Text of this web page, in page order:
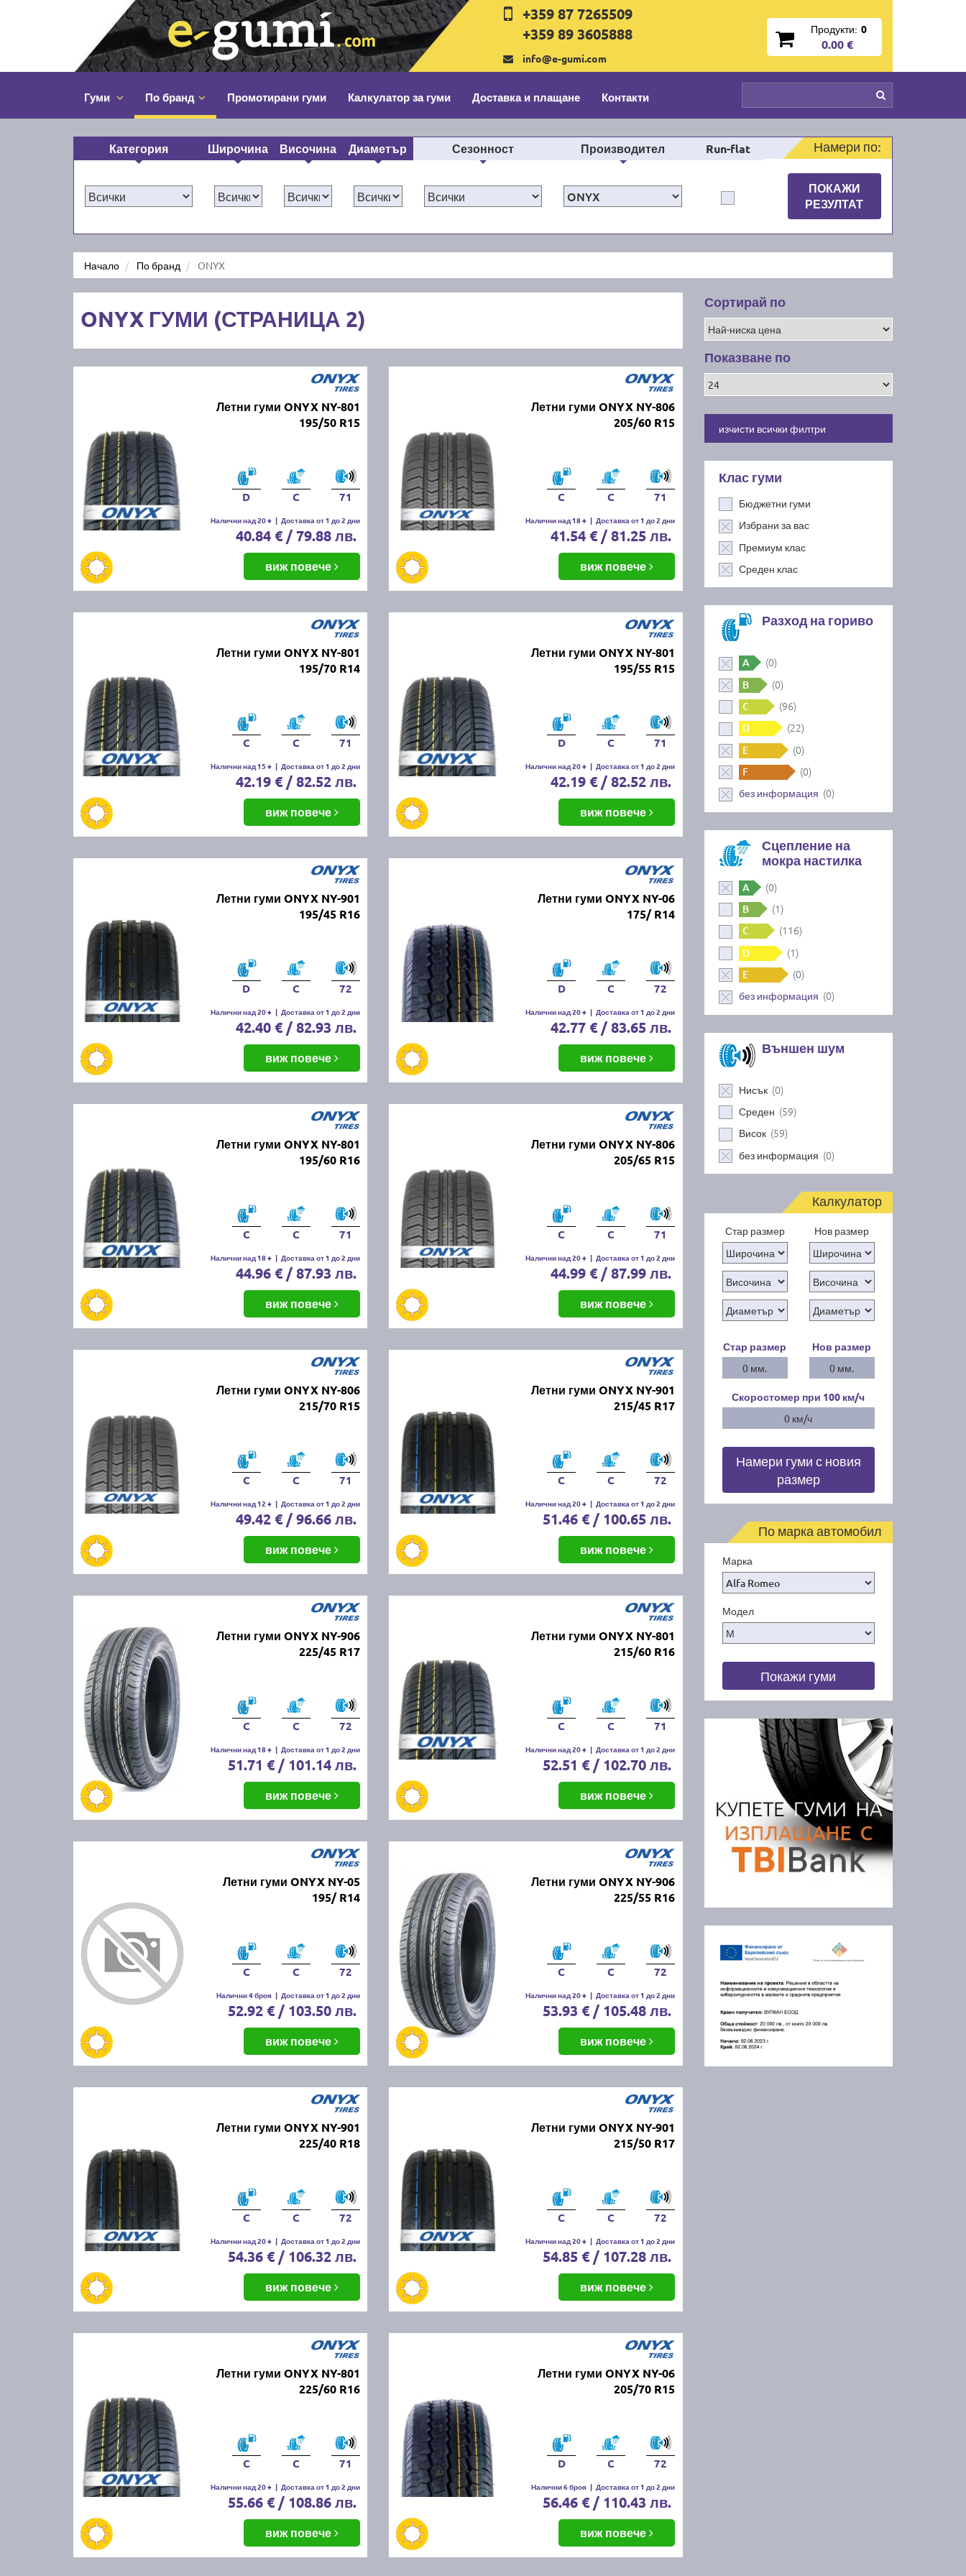
+359 87 7265509
+359 89 3605888
info@e-gumi.com
Продукти: 0
0.00 €
Гуми По бранд Промотирани гуми Калкулатор за гуми Доставка и плащане Контакти
Категория Широчина Височина Диаметър Сезонност Производител Run-flat Намери по:
ПОКАЖИ
РЕЗУЛТАТ
Начало По бранд ONYX
ONYX ГУМИ (СТРАНИЦА 2)
Летни гуми ONYX NY-801
195/50 R15
D C 71
Налични над 20 + | Доставка от 1 до 2 дни
40.84 € / 79.88 лв.
виж повече
Летни гуми ONYX NY-806
205/60 R15
C C 71
Налични над 18 + | Доставка от 1 до 2 дни
41.54 € / 81.25 лв.
виж повече
Летни гуми ONYX NY-801
195/70 R14
C C 71
Налични над 15 + | Доставка от 1 до 2 дни
42.19 € / 82.52 лв.
виж повече
Летни гуми ONYX NY-801
195/55 R15
D C 71
Налични над 20 + | Доставка от 1 до 2 дни
42.19 € / 82.52 лв.
виж повече
Летни гуми ONYX NY-901
195/45 R16
D C 72
Налични над 20 + | Доставка от 1 до 2 дни
42.40 € / 82.93 лв.
виж повече
Летни гуми ONYX NY-06
175/ R14
D C 72
Налични над 20 + | Доставка от 1 до 2 дни
42.77 € / 83.65 лв.
виж повече
Летни гуми ONYX NY-801
195/60 R16
C C 71
Налични над 18 + | Доставка от 1 до 2 дни
44.96 € / 87.93 лв.
виж повече
Летни гуми ONYX NY-806
205/65 R15
C C 71
Налични над 20 + | Доставка от 1 до 2 дни
44.99 € / 87.99 лв.
виж повече
Летни гуми ONYX NY-806
215/70 R15
C C 71
Налични над 12 + | Доставка от 1 до 2 дни
49.42 € / 96.66 лв.
виж повече
Летни гуми ONYX NY-901
215/45 R17
C C 72
Налични над 20 + | Доставка от 1 до 2 дни
51.46 € / 100.65 лв.
виж повече
Летни гуми ONYX NY-906
225/45 R17
C C 72
Налични над 18 + | Доставка от 1 до 2 дни
51.71 € / 101.14 лв.
виж повече
Летни гуми ONYX NY-801
215/60 R16
C C 71
Налични над 20 + | Доставка от 1 до 2 дни
52.51 € / 102.70 лв.
виж повече
Летни гуми ONYX NY-05
195/ R14
C C 72
Налични 4 броя | Доставка от 1 до 2 дни
52.92 € / 103.50 лв.
виж повече
Летни гуми ONYX NY-906
225/55 R16
C C 72
Налични над 20 + | Доставка от 1 до 2 дни
53.93 € / 105.48 лв.
виж повече
Летни гуми ONYX NY-901
225/40 R18
C C 72
Налични над 20 + | Доставка от 1 до 2 дни
54.36 € / 106.32 лв.
виж повече
Летни гуми ONYX NY-901
215/50 R17
C C 72
Налични над 20 + | Доставка от 1 до 2 дни
54.85 € / 107.28 лв.
виж повече
Летни гуми ONYX NY-801
225/60 R16
C C 71
Налични над 20 + | Доставка от 1 до 2 дни
55.66 € / 108.86 лв.
виж повече
Летни гуми ONYX NY-06
205/70 R15
D C 72
Налични 6 броя | Доставка от 1 до 2 дни
56.46 € / 110.43 лв.
виж повече
Сортирай по
Показване по
изчисти всички филтри
Клас гуми
Бюджетни гуми
Избрани за вас
Премиум клас
Среден клас
Разход на гориво
A (0)
B (0)
C (96)
D (22)
E (0)
F (0)
без информация (0)
Сцепление на
мокра настилка
A (0)
B (1)
C (116)
D (1)
E (0)
без информация (0)
Външен шум
Нисък (0)
Среден (59)
Висок (59)
без информация (0)
Калкулатор
Стар размер Нов размер
Стар размер
0 мм.
Нов размер
0 мм.
Скоростомер при 100 км/ч
0 км/ч
Намери гуми с новия
размер
По марка автомобил
Марка
Модел
Покажи гуми